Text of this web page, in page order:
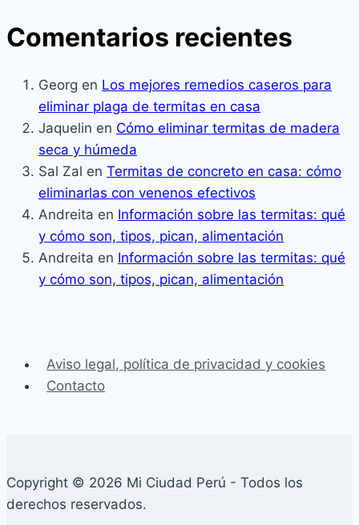
Comentarios recientes
Georg en Los mejores remedios caseros para
eliminar plaga de termitas en casa
Jaquelin en Cómo eliminar termitas de madera
seca y húmeda
Sal Zal en Termitas de concreto en casa: cómo
eliminarlas con venenos efectivos
Andreita en Información sobre las termitas: qué
y cómo son, tipos, pican, alimentación
Andreita en Información sobre las termitas: qué
y cómo son, tipos, pican, alimentación
Aviso legal, política de privacidad y cookies
Contacto
Copyright © 2026 Mi Ciudad Perú - Todos los
derechos reservados.